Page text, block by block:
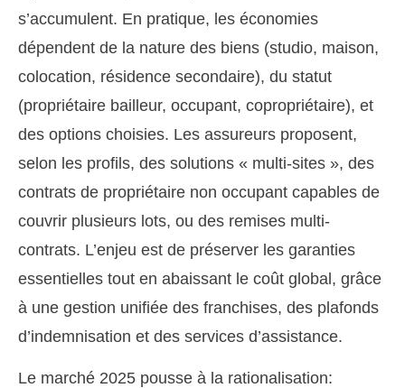
s’accumulent. En pratique, les économies
dépendent de la nature des biens (studio, maison,
colocation, résidence secondaire), du statut
(propriétaire bailleur, occupant, copropriétaire), et
des options choisies. Les assureurs proposent,
selon les profils, des solutions « multi-sites », des
contrats de propriétaire non occupant capables de
couvrir plusieurs lots, ou des remises multi-
contrats. L’enjeu est de préserver les garanties
essentielles tout en abaissant le coût global, grâce
à une gestion unifiée des franchises, des plafonds
d’indemnisation et des services d’assistance.
Le marché 2025 pousse à la rationalisation: